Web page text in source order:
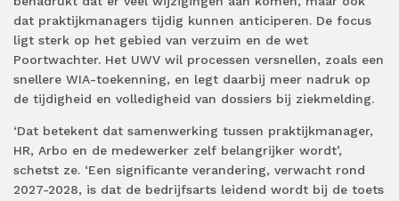
dat praktijkmanagers tijdig kunnen anticiperen. De focus
ligt sterk op het gebied van verzuim en de wet
Poortwachter. Het UWV wil processen versnellen, zoals een
snellere WIA-toekenning, en legt daarbij meer nadruk op
de tijdigheid en volledigheid van dossiers bij ziekmelding.
‘Dat betekent dat samenwerking tussen praktijkmanager,
HR, Arbo en de medewerker zelf belangrijker wordt’,
schetst ze. ‘Een significante verandering, verwacht rond
2027-2028, is dat de bedrijfsarts leidend wordt bij de toets